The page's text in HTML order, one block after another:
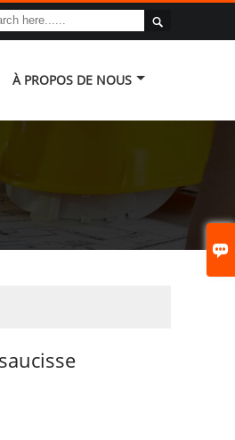


À PROPOS DE NOUS